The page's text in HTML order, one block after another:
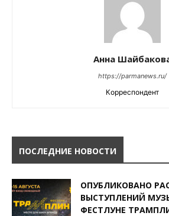
Анна
https://parmanews.ru/
Корреспондент
ПОСЛЕДНИЕ НОВОСТИ
ОПУБЛИКОВАНО
ВЫСТУПЛЕНИЙ
ФЕСТЛУНЕ